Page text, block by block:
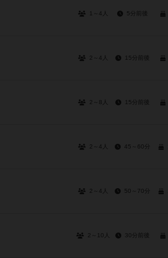
1～4人 5分前後
2～4人 15分前後
2～8人 15分前後
2～4人 45～60分
2～4人 50～70分
2～10人 30分前後